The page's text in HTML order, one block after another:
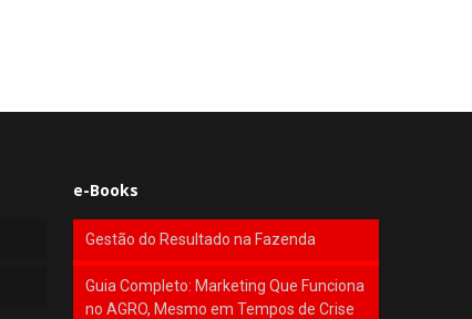
e-Books
Gestão do Resultado na Fazenda
Guia Completo: Marketing Que Funciona
no AGRO, Mesmo em Tempos de Crise